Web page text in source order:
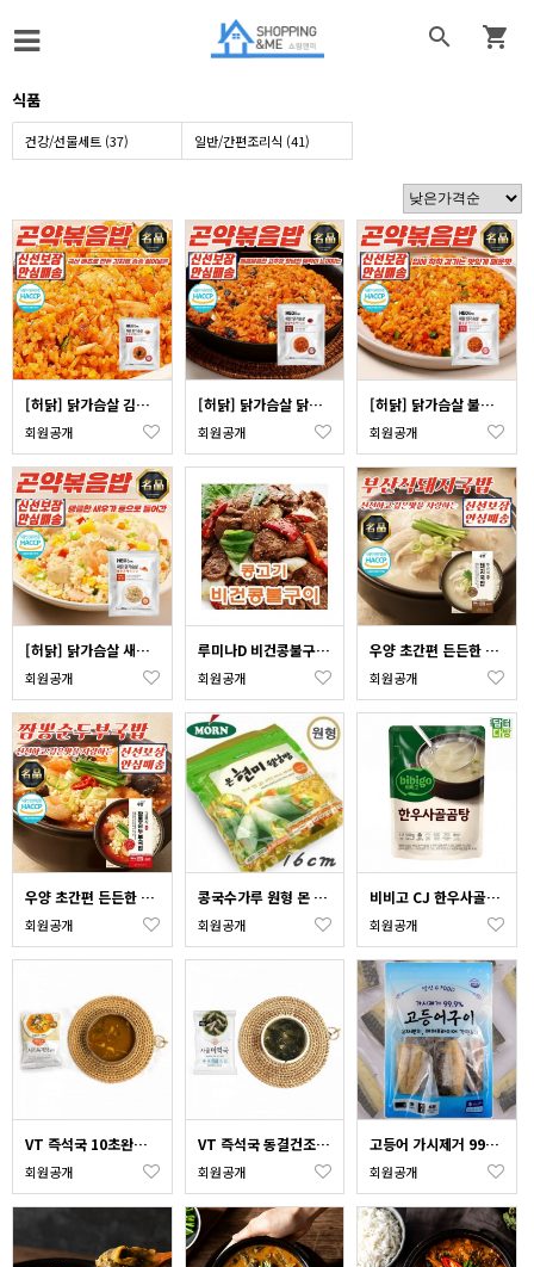
 
식품
건강/선물세트 (37) 일반/간편조리식 (41)
[허닭] 닭가슴살 김치 곤약 볶음밥 250g x 3개 (국산닭 국산쌀)
회원공개
[허닭] 닭가슴살 닭갈비 곤약 볶음밥 250g x 3개 (국산닭 국산쌀)
회원공개
[허닭] 닭가슴살 불닭 곤약 볶음밥 250g x 3개 (국산닭 국산쌀)
회원공개
[허닭] 닭가슴살 새우 곤약 볶음밥 250g x 3개 (국산닭 국산쌀)
회원공개
루미나D 비건콩불구이 콩고기 1kg
회원공개
우양 초간편 든든한 부산식 돼지국밥 340g x 10개
회원공개
우양 초간편 든든한 강릉식 짬뽕 순두부국밥 350g x 3개
회원공개
콩국수가루 원형 몬 현미 월남쌈 200g(라이스페이퍼) 사각월남쌈
회원공개
비비고 CJ 한우사골곰탕 500g x 10 사골곰탕
회원공개
VT 즉석국 10초완성 동결건조 특고사리육개장 15g 5P
회원공개
VT 즉석국 동결건조 블럭국 사골미역국 10g 5P
회원공개
고등어 가시제거 99% 순살구이 500g 손질생선 전자렌지 에어프라이어 간편조리
회원공개